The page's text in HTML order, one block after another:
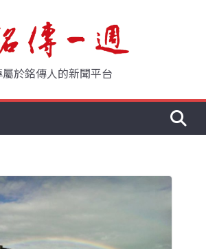
屬於銘傳人的新聞平台